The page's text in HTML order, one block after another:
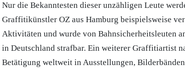
Nur die Bekanntesten dieser unzähligen Leute
Graffitikünstler OZ aus Hamburg beispielsweise
Aktivitäten und wurde von Bahnsicherheitsleuten
in Deutschland strafbar. Ein weiterer Graffitiartist
Betätigung weltweit in Ausstellungen,